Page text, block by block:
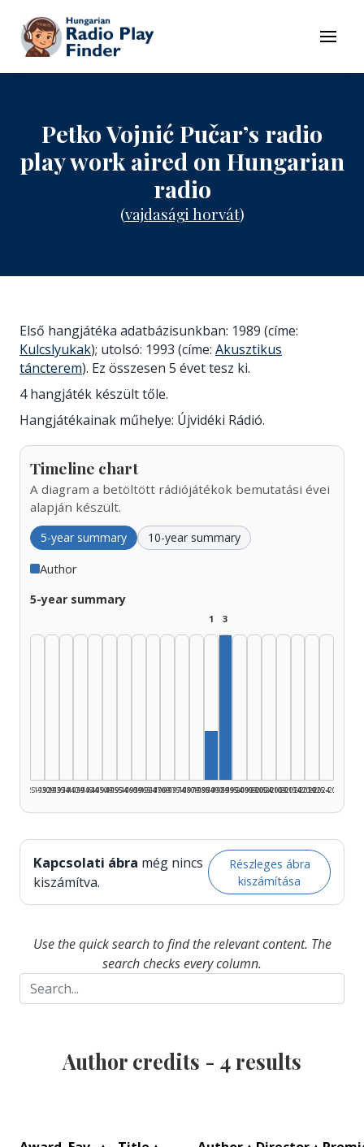
To contents
Menu
Petko Vojnić Pučar’s radio
play work aired on Hungarian
radio
(vajdasági horvát)
Első hangjátéka adatbázisunkban: 1989 (címe:
Kulcslyukak); utolsó: 1993 (címe: Akusztikus
táncterem). Ez összesen 5 évet tesz ki.
4 hangjáték készült tőle.
Hangjátékainak műhelye: Újvidéki Rádió.
Timeline chart
A diagram a betöltött rádiójátékok bemutatási évei
alapján készült.
5-year summary 10-year summary
Author
5-year summary
1925–1929
1930–1934
1935–1939
1940–1944
1945–1949
1950–1954
1955–1959
1960–1964
1965–1969
1970–1974
1975–1979
1980–1984
1
1985–1989
3
1990–1994
1995–1999
2000–2004
2005–2009
2010–2014
2015–2019
2020–2024
2025–2026
Kapcsolati ábra még nincs
kiszámítva.
Részleges ábra
kiszámítása
Use the quick search to find the relevant content. The
search checks every column.
Author credits - 4results